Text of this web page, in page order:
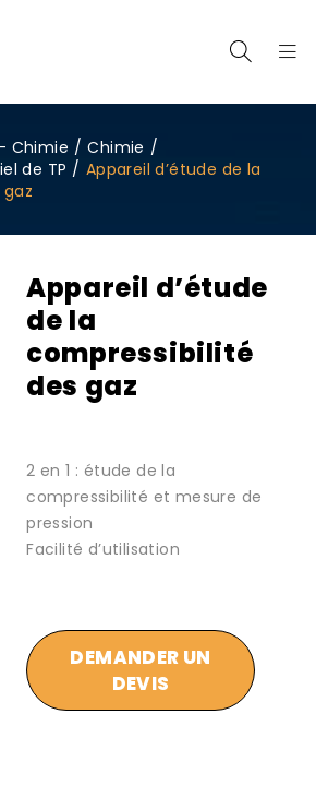
Chimie / Chimie /
de TP / Appareil d’étude de la
Appareil d’étude
de la
compressibilité
des gaz
2 en 1 : étude de la
compressibilité et mesure de
pression
Facilité d’utilisation
DEMANDER UN
DEVIS